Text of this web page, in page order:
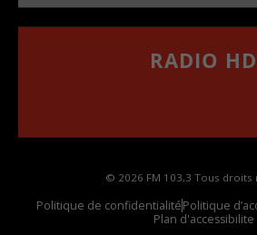
RADIO HD
© 2026 FM 103,3 Tous droits
Politique de confidentialitéPolitique
Plan d'accessibilite